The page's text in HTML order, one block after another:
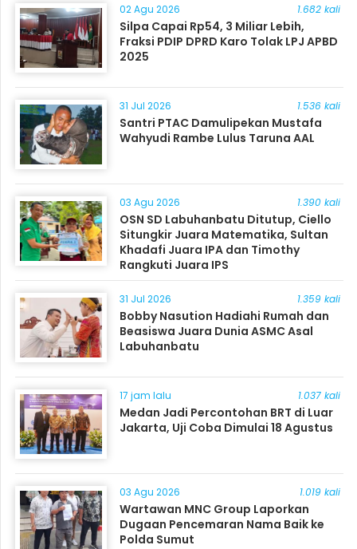
02 Agu 2026 1.682 kali
Silpa Capai Rp54, 3 Miliar Lebih,
Fraksi PDIP DPRD Karo Tolak LPJ APBD
2025
31 Jul 2026 1.536 kali
Santri PTAC Damulipekan Mustafa
Wahyudi Rambe Lulus Taruna AAL
03 Agu 2026 1.390 kali
OSN SD Labuhanbatu Ditutup, Ciello
Situngkir Juara Matematika, Sultan
Khadafi Juara IPA dan Timothy
Rangkuti Juara IPS
31 Jul 2026 1.359 kali
Bobby Nasution Hadiahi Rumah dan
Beasiswa Juara Dunia ASMC Asal
Labuhanbatu
17 jam lalu 1.037 kali
Medan Jadi Percontohan BRT di Luar
Jakarta, Uji Coba Dimulai 18 Agustus
03 Agu 2026 1.019 kali
Wartawan MNC Group Laporkan
Dugaan Pencemaran Nama Baik ke
Polda Sumut